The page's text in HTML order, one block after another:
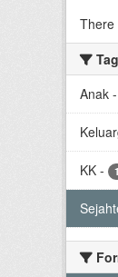
There
Tag
Anak -
KK - 1